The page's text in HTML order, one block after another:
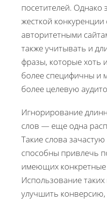
посетителей. Однако
жесткой
авторитетными
также учитывать и
фразы, которые хоть
более специфичны и
более целевую
Игнорирование
слов — еще одна
Такие слова
способны привлечь
имеющих
Использование
улучшить конверсию,